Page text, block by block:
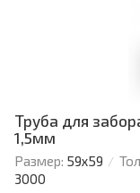
Труба для
1,5мм
Размер: 59х59
3000